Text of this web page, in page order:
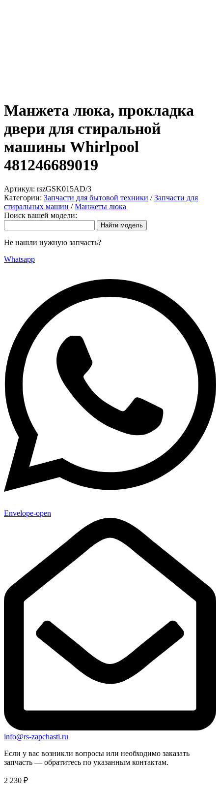
Манжета люка, прокладка
двери для стиральной
машины Whirlpool
481246689019
Артикул: rszGSK015AD/3
Категории: Запчасти для бытовой техники /Запчасти для
стиральных машин /Манжеты люка
Поиск вашей модели:
Не нашли нужную запчасть?
Whatsapp
Envelope-open
info@rs-zapchasti.ru
Если у вас возникли вопросы или необходимо заказать
запчасть — обратитесь по указанным контактам.
2 230 ₽